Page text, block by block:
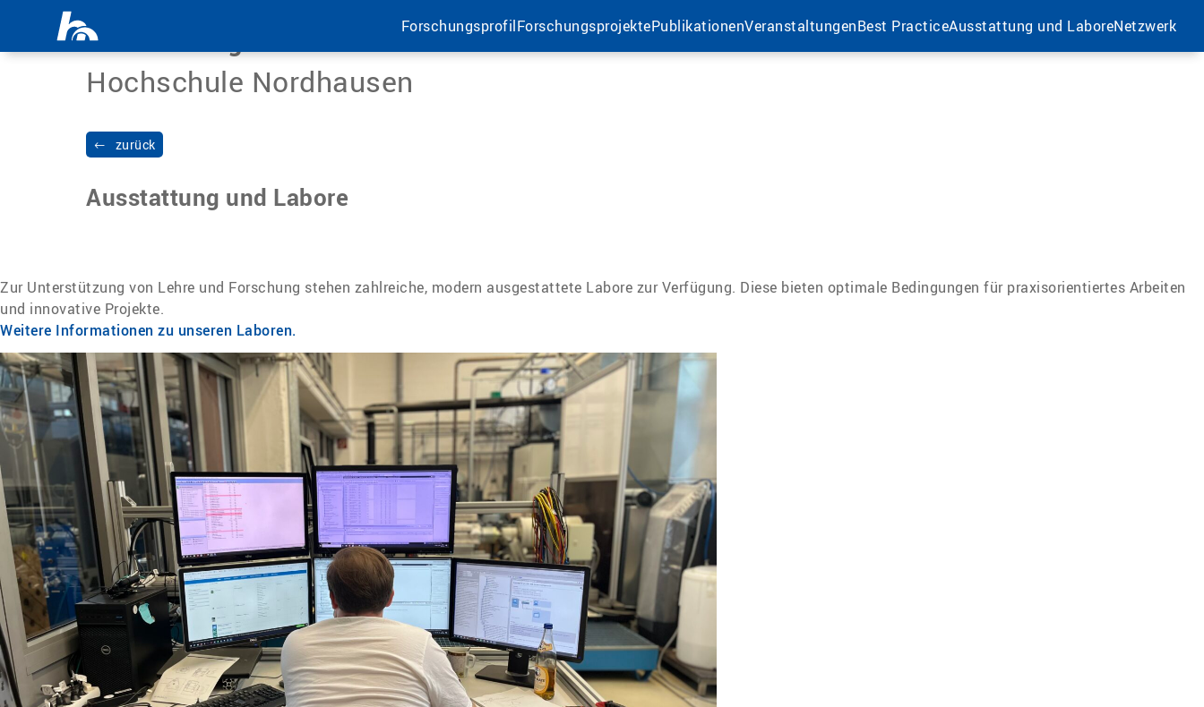
Menü überspringen
ForschungsprofilForschungsprojektePublikationenVeranstaltungenBest PracticeAusstattung und LaboreNetzwerk
Science Blog
Hochschule Nordhausen
zurück
Ausstattung und Labore
Zur Unterstützung von Lehre und Forschung stehen zahlreiche, modern ausgestattete Labore zur Verfügung. Diese bieten optimale Bedingungen für praxisorientiertes Arbeiten
und innovative Projekte.
Weitere Informationen zu unseren Laboren.